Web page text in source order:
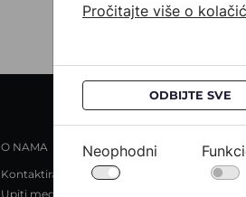
O NAMA
Kontaktirajte nas
Upiti medija
Uvjeti
Pravila o
Pročitajte više o
ODBIJTE SVE
Neophodni